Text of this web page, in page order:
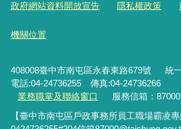
政府網站資料開放宣告 隱私權政策
機關位置
408008臺中市南屯區永春東路679號 統
電話:04-24736255 傳真:04-24736266
業務職掌及聯絡窗口
服務信箱：
【臺中市南屯區戶政事務所員工職場霸凌專